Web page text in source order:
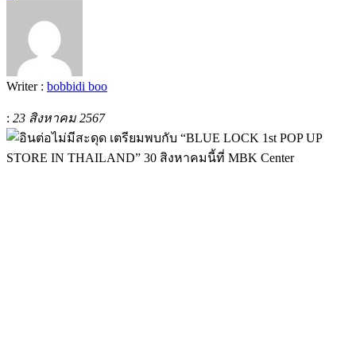
Writer : bobbidi boo
: 23 สิงหาคม 2567